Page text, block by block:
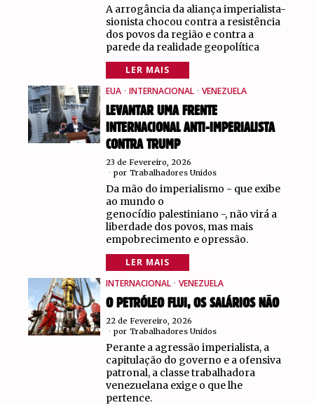
A arrogância da aliança imperialista-
sionista chocou contra a resistência
dos povos da região e contra a
parede da realidade geopolítica
LER MAIS
EUA · INTERNACIONAL · VENEZUELA
LEVANTAR UMA FRENTE
INTERNACIONAL ANTI-IMPERIALISTA
CONTRA TRUMP
23 de Fevereiro, 2026
por Trabalhadores Unidos
Da mão do imperialismo - que exibe
ao mundo o
genocídio palestiniano -, não virá a
liberdade dos povos, mas mais
empobrecimento e opressão.
LER MAIS
INTERNACIONAL · VENEZUELA
O PETRÓLEO FLUI, OS SALÁRIOS NÃO
22 de Fevereiro, 2026
por Trabalhadores Unidos
Perante a agressão imperialista, a
capitulação do governo e a ofensiva
patronal, a classe trabalhadora
venezuelana exige o que lhe
pertence.